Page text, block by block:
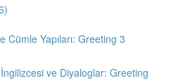
Cümle Yapıları: Greeting 3
ve Diyaloglar: Greeting